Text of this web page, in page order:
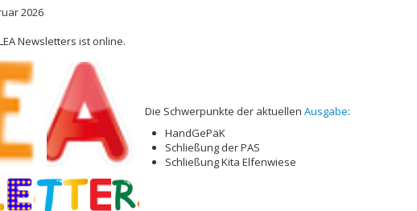
2026
Newsletters ist online.
Die Schwerpunkte der aktuellen Ausgabe:
HandGePäK
Schließung der PAS
Schließung Kita Elfenwiese